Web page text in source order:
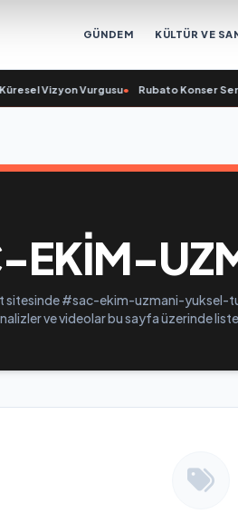
GÜNDEM KÜLTÜR VE
Vizyon Vurgusu• Rubato Konser
sitesinde #sac-ekim-uzmani-yuksel-
ve videolar bu sayfa üzerinde